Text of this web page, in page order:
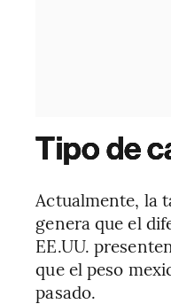
Tipo de
Actualmente, la
genera que el
EE.UU.
que el peso
pasado.